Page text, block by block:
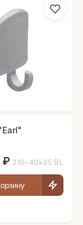
₽ 210-40x35 BL